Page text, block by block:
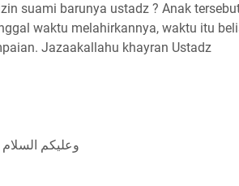
suami barunya ustadz ? Anak
waktu melahirkannya, waktu itu
Jazaakallahu khayran Ustadz
وعليكم السلام